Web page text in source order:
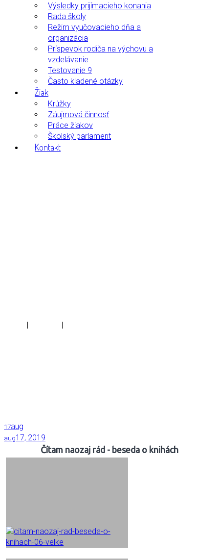
Výsledky prijímacieho konania
Rada školy
Režim vyučovacieho dňa a
organizácia
Príspevok rodiča na výchovu a
vzdelávanie
Testovanie 9
Často kladené otázky
Žiak
Krúžky
Záujmová činnosť
Práce žiakov
Školský parlament
Kontakt
| |
17aug
aug17, 2019
Čítam naozaj rád - beseda o knihách